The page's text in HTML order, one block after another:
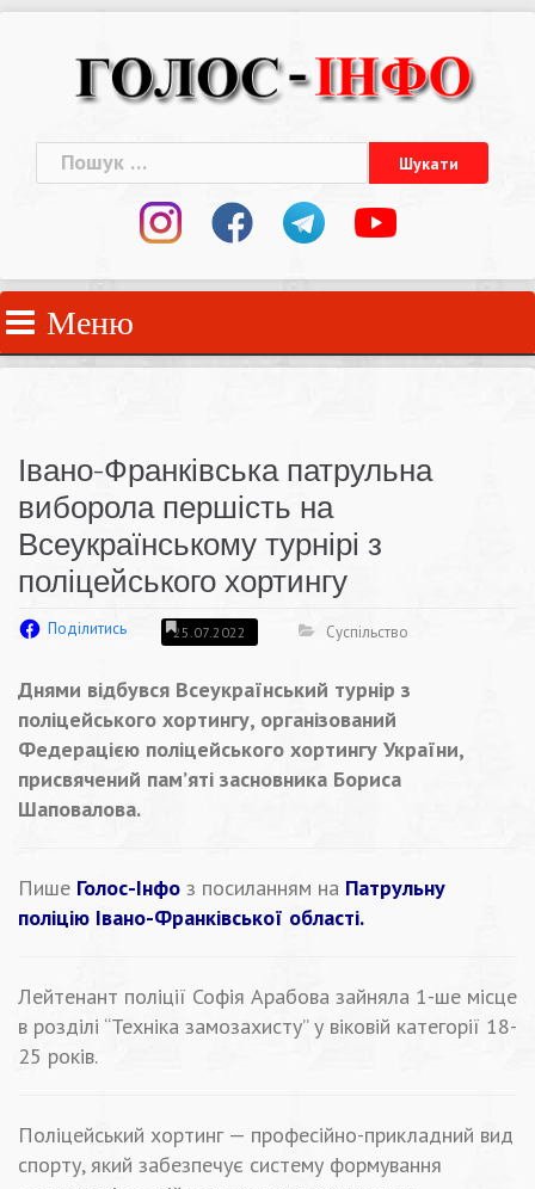
Пошук:
Меню
Івано-Франківська патрульна
виборола першість на
Всеукраїнському турнірі з
поліцейського хортингу
Поділитись 25.07.2022 Суспільство
Днями відбувся Всеукраїнський турнір з
поліцейського хортингу, організований
Федерацією поліцейського хортингу України,
присвячений пам’яті засновника Бориса
Шаповалова.
Пише Голос-Інфо з посиланням на Патрульну
поліцію Івано-Франківської області.
Лейтенант поліції Софія Арабова зайняла 1-ше місце
в розділі “Техніка замозахисту” у віковій категорії 18-
25 років.
Поліцейський хортинг — професійно-прикладний вид
спорту, який забезпечує систему формування